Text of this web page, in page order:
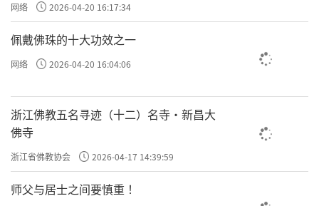
网络 2026-04-20 16:17:34
佩戴佛珠的十大功效之一
网络 2026-04-20 16:04:06
浙江佛教五名寻迹（十二）名寺·新昌大
佛寺
浙江省佛教协会 2026-04-17 14:39:59
师父与居士之间要慎重 ！